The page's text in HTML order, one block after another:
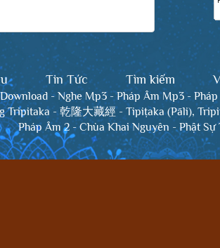
Tin Tức Tìm kiếm
Download - Nghe Mp3-Pháp Âm Mp3-
Tripitaka - 乾隆大藏經- Tipiṭaka (Pāli),
Pháp Âm 2 -Chùa Khai Nguyên -Phật Sự